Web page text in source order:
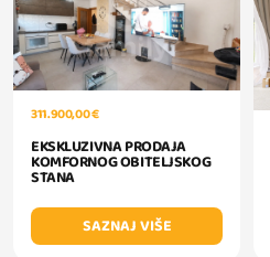
311.900,00 €
EKSKLUZIVNA PRODAJA
KOMFORNOG OBITELJSKOG
STANA
SAZNAJ VIŠE